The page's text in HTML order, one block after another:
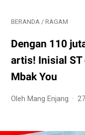
BERANDA / RAGAM
Dengan 110
artis! Inisial ST
Mbak You
Oleh Mang Enjang